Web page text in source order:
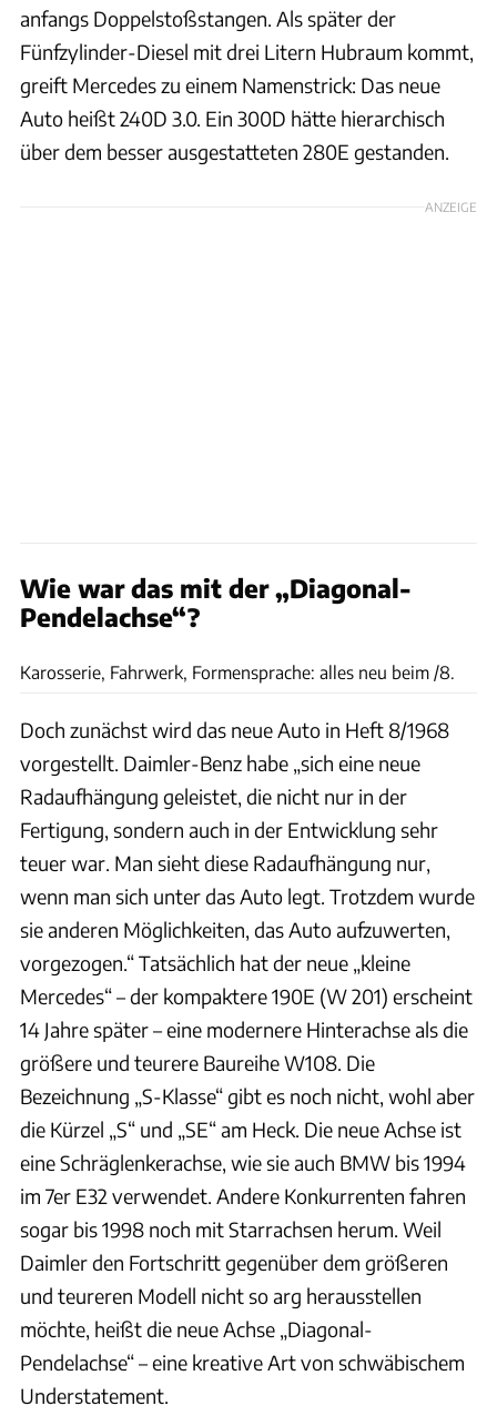
anfangs Doppelstoßstangen. Als später der
Fünfzylinder-Diesel mit drei Litern Hubraum kommt,
greift Mercedes zu einem Namenstrick: Das neue
Auto heißt 240D 3.0. Ein 300D hätte hierarchisch
über dem besser ausgestatteten 280E gestanden.
ANZEIGE
Wie war das mit der „Diagonal-
Pendelachse“?
Karosserie, Fahrwerk, Formensprache: alles neu beim /8.
Doch zunächst wird das neue Auto in Heft 8/1968
vorgestellt. Daimler-Benz habe „sich eine neue
Radaufhängung geleistet, die nicht nur in der
Fertigung, sondern auch in der Entwicklung sehr
teuer war. Man sieht diese Radaufhängung nur,
wenn man sich unter das Auto legt. Trotzdem wurde
sie anderen Möglichkeiten, das Auto aufzuwerten,
vorgezogen.“ Tatsächlich hat der neue „kleine
Mercedes“ – der kompaktere 190E (W 201) erscheint
14 Jahre später – eine modernere Hinterachse als die
größere und teurere Baureihe W108. Die
Bezeichnung „S-Klasse“ gibt es noch nicht, wohl aber
die Kürzel „S“ und „SE“ am Heck. Die neue Achse ist
eine Schräglenkerachse, wie sie auch BMW bis 1994
im 7er E32 verwendet. Andere Konkurrenten fahren
sogar bis 1998 noch mit Starrachsen herum. Weil
Daimler den Fortschritt gegenüber dem größeren
und teureren Modell nicht so arg herausstellen
möchte, heißt die neue Achse „Diagonal-
Pendelachse“ – eine kreative Art von schwäbischem
Understatement.